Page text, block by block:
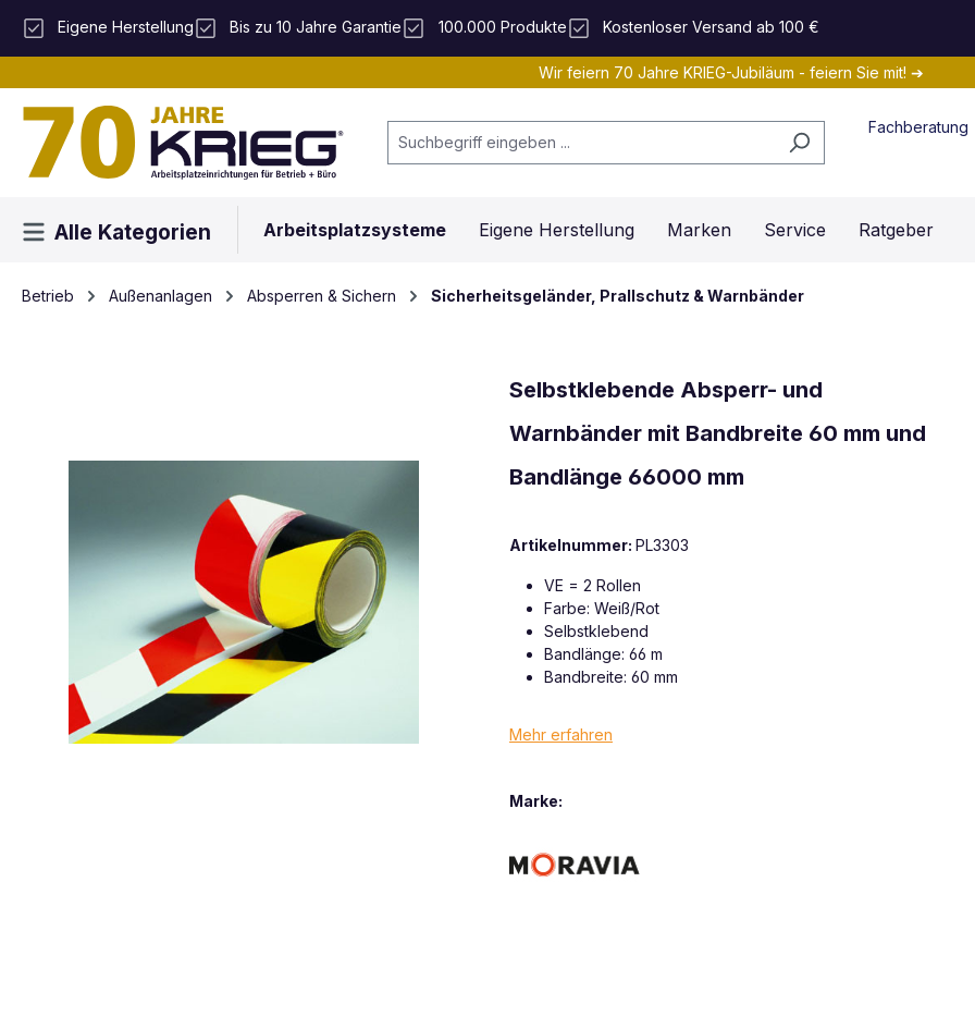
Hauptinhalt springen
Zur Suche springen
Zur Hauptnavigation springen
Eigene Herstellung Bis zu 10 Jahre Garantie 100.000 Produkte Kostenloser Versand ab 100 €
Wir feiern 70 Jahre KRIEG-Jubiläum - feiern Sie mit! ➔
Fachberatung
Alle Kategorien Arbeitsplatzsysteme Eigene Herstellung Marken Service Ratgeber
Betrieb Außenanlagen Absperren & Sichern Sicherheitsgeländer, Prallschutz & Warnbänder
Selbstklebende Absperr- und
Warnbänder mit Bandbreite 60 mm und
Bandlänge 66000 mm
Artikelnummer: PL3303
VE = 2 Rollen
Farbe: Weiß/Rot
Selbstklebend
Bandlänge: 66 m
Bandbreite: 60 mm
Mehr erfahren
Marke: